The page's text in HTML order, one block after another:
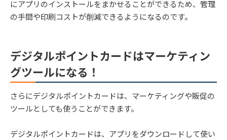
にアプリのインストールをまかせることができるため、管理
の手間や印刷コストが削減できるようになるのです。
デジタルポイントカードはマーケティン
グツールになる！
さらにデジタルポイントカードは、マーケティングや販促の
ツールとしても使うことができます。
デジタルポイントカードは、アプリをダウンロードして使い